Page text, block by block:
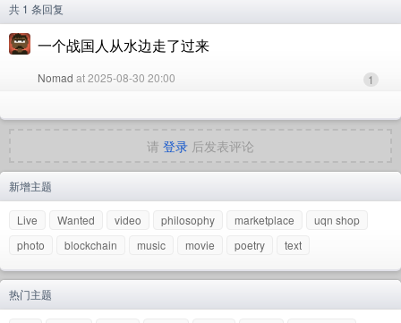
共 1 条回复
一个战国人从水边走了过来
Nomad at 2025-08-30 20:00 1
请 登录 后发表评论
新增主题
Live Wanted video philosophy marketplace
uqn shop
photo
blockchain music movie poetry text
热门主题